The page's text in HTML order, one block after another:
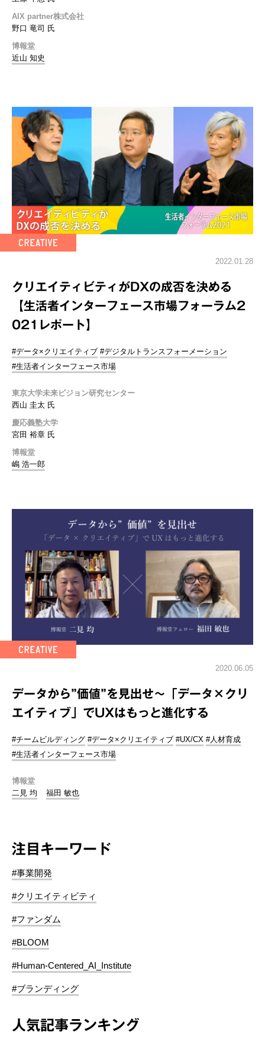
AIX partner株式会社
野口 竜司 氏
博報堂
近山 知史
2022.01.28
クリエイティビティがDXの成否を決める
【生活者インターフェース市場フォーラム2
021レポート】
#データ×クリエイティブ #デジタルトランスフォーメーション
#生活者インターフェース市場
東京大学未来ビジョン研究センター
西山 圭太 氏
慶応義塾大学
宮田 裕章 氏
博報堂
嶋 浩一郎
2020.06.05
データから”価値”を見出せ～「データ×クリ
エイティブ」でUXはもっと進化する
#チームビルディング #データ×クリエイティブ #UX/CX #人材育成
#生活者インターフェース市場
博報堂
二見 均
福田 敏也
注目キーワード
#事業開発
#クリエイティビティ
#ファンダム
#BLOOM
#Human-Centered_AI_Institute
#ブランディング
人気記事ランキング